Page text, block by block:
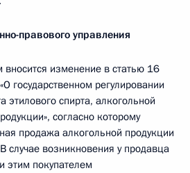
правового управления
изменение в статью 16
государственном регулировании
этилового спирта, алкогольной
согласно которому
продажа алкогольной продукции
случае возникновения у продавца
этим покупателем